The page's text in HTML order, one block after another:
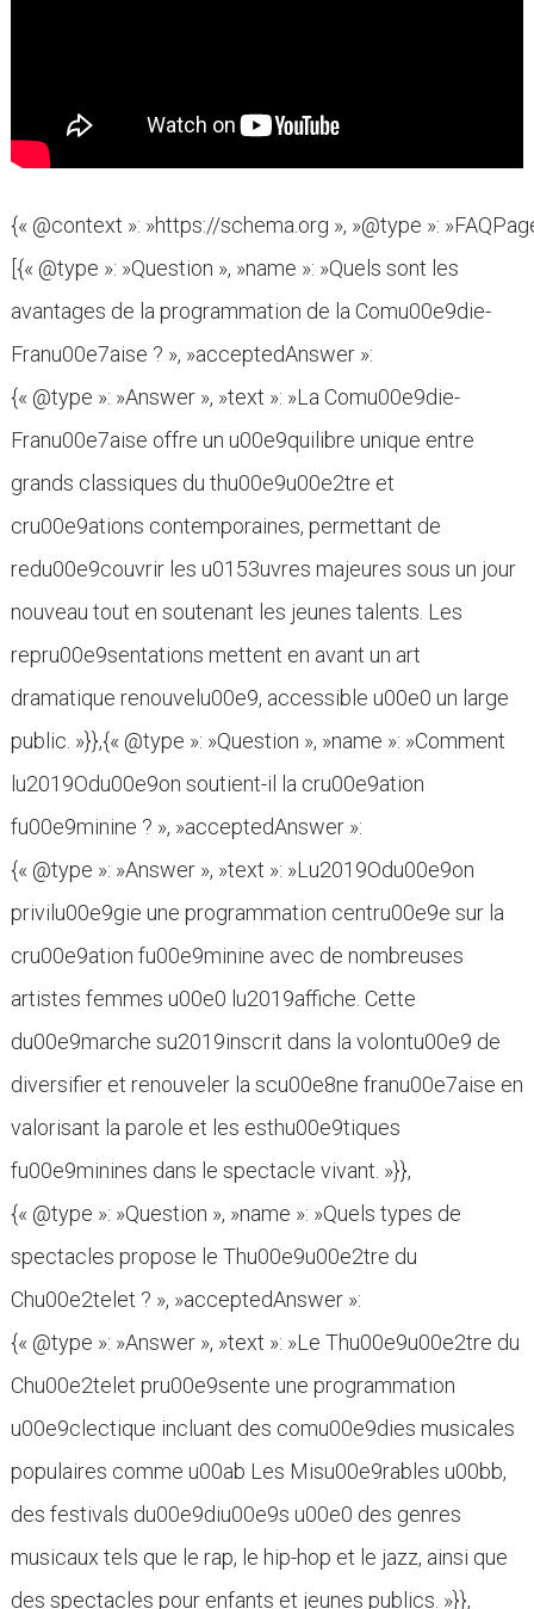
{« @context »: »https://schema.org », »@type »:
[{« @type »: »Question », »name »: »Quels sont les
avantages de la programmation de la Comu00e9die-
Franu00e7aise ? », »acceptedAnswer »:
{« @type »: »Answer », »text »: »La Comu00e9die-
Franu00e7aise offre un u00e9quilibre unique entre
grands classiques du thu00e9u00e2tre et
cru00e9ations contemporaines, permettant de
redu00e9couvrir les u0153uvres majeures sous un jour
nouveau tout en soutenant les jeunes talents. Les
repru00e9sentations mettent en avant un art
dramatique renouvelu00e9, accessible u00e0 un large
public. »}},{« @type »: »Question », »name »: »Comment
lu2019Odu00e9on soutient-il la cru00e9ation
fu00e9minine ? », »acceptedAnswer »:
{« @type »: »Answer », »text »: »Lu2019Odu00e9on
privilu00e9gie une programmation centru00e9e sur la
cru00e9ation fu00e9minine avec de nombreuses
artistes femmes u00e0 lu2019affiche. Cette
du00e9marche su2019inscrit dans la volontu00e9 de
diversifier et renouveler la scu00e8ne franu00e7aise en
valorisant la parole et les esthu00e9tiques
fu00e9minines dans le spectacle vivant. »}},
{« @type »: »Question », »name »: »Quels types de
spectacles propose le Thu00e9u00e2tre du
Chu00e2telet ? », »acceptedAnswer »:
{« @type »: »Answer », »text »: »Le Thu00e9u00e2tre du
Chu00e2telet pru00e9sente une programmation
u00e9clectique incluant des comu00e9dies musicales
populaires comme u00ab Les Misu00e9rables u00bb,
des festivals du00e9diu00e9s u00e0 des genres
musicaux tels que le rap, le hip-hop et le jazz, ainsi que
des spectacles pour enfants et jeunes publics. »}},